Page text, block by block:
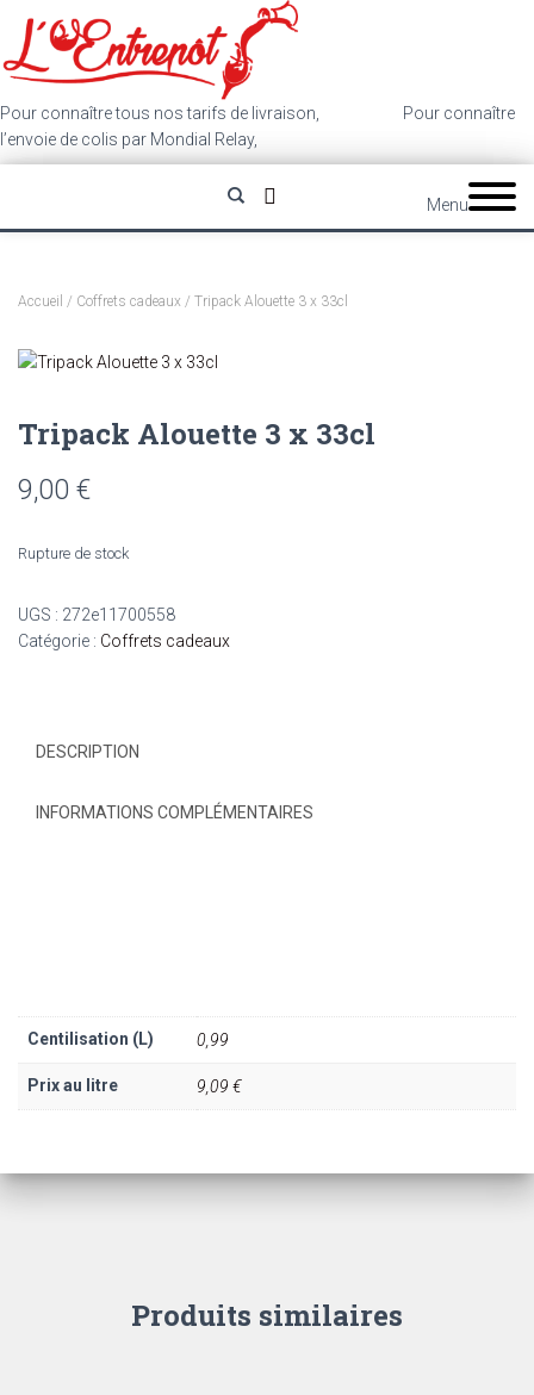
Pour connaître tous nos tarifs de livraison,
Pour connaître
l’envoie de colis par Mondial Relay,
Menu
Accueil / Coffrets cadeaux / Tripack Alouette 3 x 33cl
Tripack Alouette 3 x 33cl
9,00 €
Rupture de stock
UGS : 272e11700558
Catégorie : Coffrets cadeaux
DESCRIPTION
INFORMATIONS COMPLÉMENTAIRES
Centilisation (L) 0,99
Prix au litre 9,09 €
Produits similaires